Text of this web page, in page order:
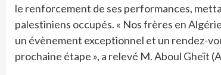
le renforcement de ses performances,
palestiniens occupés. « Nos frères en
un évènement exceptionnel et un rendez-
prochaine étape », a relevé M. Aboul Gheït